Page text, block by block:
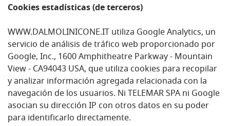
Cookies estadísticas (de terceros)
WWW.DALMOLINICONE.IT utiliza Google Analytics, un
servicio de análisis de tráfico web proporcionado por
Google, Inc., 1600 Amphitheatre Parkway - Mountain
View - CA94043 USA, que utiliza cookies para recopilar
y analizar información agregada relacionada con la
navegación de los usuarios. Ni TELEMAR SPA ni Google
asocian su dirección IP con otros datos en su poder
para identificarlo directamente.